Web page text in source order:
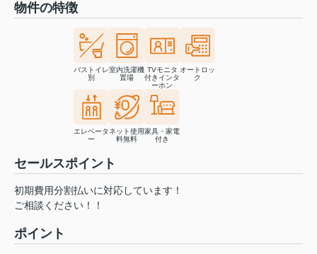
物件の特徴
バストイレ
別
室内洗濯機
置場
TVモニタ
付きインタ
ーホン
オートロッ
ク
エレベータ
ー
ネット使用
料無料
家具・家電
付き
セールスポイント
初期費用分割払いに対応しています！
ご相談ください！！
ポイント